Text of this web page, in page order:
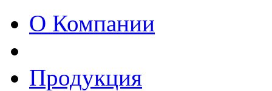
О Компании
Продукция